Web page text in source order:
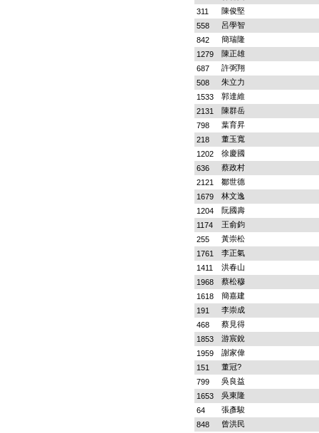
311
陳俊堅
558
呂學智
842
簡瑞隆
1279
陳正雄
687
許弼翔
508
朱立力
1533
郭達維
2131
陳群岳
798
葉育昇
218
董玉寬
1202
徐慶國
636
蔡政村
2121
鄒世德
1679
林文逸
1204
阮國壽
1174
王俞鈞
255
黃崇松
1761
李正氣
1411
洪春山
1968
蔡松穆
1618
簡嘉建
191
李崇成
468
蔡見得
1853
游宸銳
1959
謝家偉
151
董冠?
799
吳良益
1653
吳東隆
64
張彥駿
848
曾洪民